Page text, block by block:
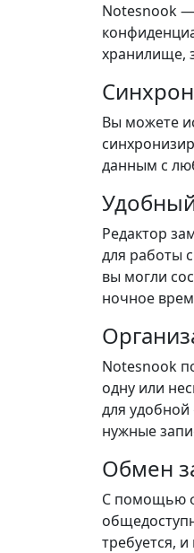
Notesnook —
хранилище,
Вы можете
данным с
Редактор
для работы
вы могли
ночное
Notesnook
одну или
для
нужные
Обмен
С помощью
требуется,